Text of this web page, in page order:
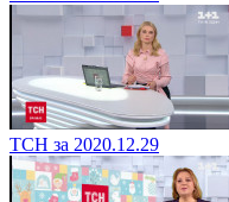
ТСН за 2020.12.29